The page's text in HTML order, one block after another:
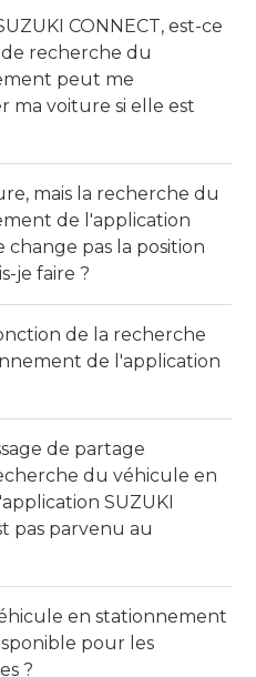
CONNECT, est-ce
recherche du
peut me
ma voiture si elle est
mais la recherche du
de l'application
change pas la position
je faire ?
de la recherche
de l'application
de partage
du véhicule en
SUZUKI
pas parvenu au
en stationnement
pour les
?